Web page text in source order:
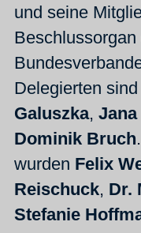
und seine
Delegierten sind
Galuszka,
Dominik Bruch
wurden Felix
Reischuck, Dr.
Stefanie